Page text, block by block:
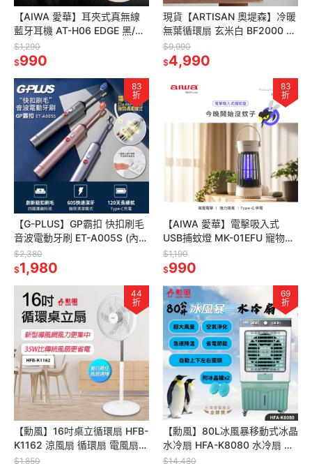
【AIWA 愛華】耳夾式真無線
藍牙耳機 AT-H06 EDGE 黑/白/
香檳金 藍牙耳機 夾式耳機
$1,290
$990
現貨【ARTISAN 奧堤森】冷暖
無葉循環扇 玄米白 BF2000 買
再送陶瓷料理鍋 無葉扇 | 電暖
氣 | 循環扇
$9,990
$4,990
83
折
【G-PLUS】GP霸扣 快扣刷毛
音波電動牙刷 ET-A005S (內附
刷毛一盒) 鈦金灰/星輝紫/玫瑰
金 GPLUS
$2,380
$1,980
83
折
【AIWA 愛華】電擊吸入式
USB捕蚊燈 MK-01EFU 寵物友
善 Type-C供電
$1,190
$990
44
折
【勳風】16吋桌立循環扇 HFB-
K1162 涼風扇 循環扇 電風扇
立扇 伸縮立扇 風扇 省電風扇
$1,850
69
折
【勳風】80L冰風暴移動式冰晶
水冷扇 HFA-K8080 水冷扇 水
循環 涼風扇 冷氣扇 加冰塊冰水
$14,480